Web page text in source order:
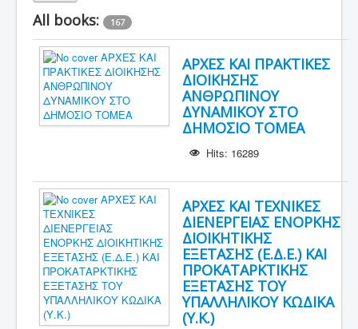
All books: 167
ΑΡΧΕΣ ΚΑΙ ΠΡΑΚΤΙΚΕΣ
ΔΙΟΙΚΗΣΗΣ
ΑΝΘΡΩΠΙΝΟΥ
ΔΥΝΑΜΙΚΟΥ ΣΤΟ
ΔΗΜΟΣΙΟ ΤΟΜΕΑ
Hits: 16289
ΑΡΧΕΣ ΚΑΙ ΤΕΧΝΙΚΕΣ
ΔΙΕΝΕΡΓΕΙΑΣ ΕΝΟΡΚΗΣ
ΔΙΟΙΚΗΤΙΚΗΣ
ΕΞΕΤΑΣΗΣ (Ε.Δ.Ε.) ΚΑΙ
ΠΡΟΚΑΤΑΡΚΤΙΚΗΣ
ΕΞΕΤΑΣΗΣ ΤΟΥ
ΥΠΑΛΛΗΛΙΚΟΥ ΚΩΔΙΚΑ
(Υ.Κ.)